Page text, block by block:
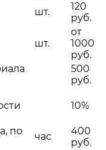
шт.
120
руб.
шт.
от
1000
руб.
500
руб.
10%
по
час
400
руб.